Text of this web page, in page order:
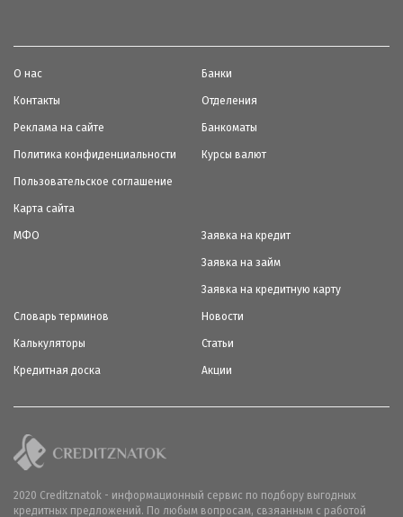
О нас
Контакты
Реклама на сайте
Политика конфиденциальности
Пользовательское соглашение
Карта сайта
Банки
Отделения
Банкоматы
Курсы валют
МФО Заявка на кредит
Заявка на займ
Заявка на кредитную карту
Словарь терминов
Калькуляторы
Кредитная доска
Новости
Статьи
Акции
2020 Creditznatok - информационный сервис по подбору выгодных
кредитных предложений. По любым вопросам, свзяанным с работой